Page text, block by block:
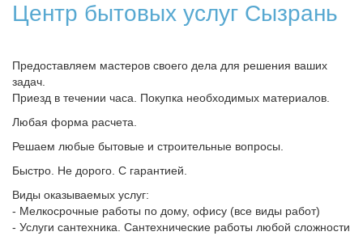
Центр бытовых услуг Сызрань
Предоставляем мастеров своего дела для решения ваших
задач.
Приезд в течении часа. Покупка необходимых материалов.
Любая форма расчета.
Решаем любые бытовые и строительные вопросы.
Быстро. Не дорого. С гарантией.
Виды оказываемых услуг:
- Мелкосрочные работы по дому, офису (все виды работ)
- Услуги сантехника. Сантехнические работы любой сложности